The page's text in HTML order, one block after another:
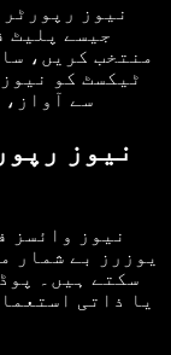
AI نیوز رپورٹر
منتخب کریں،
ٹیکسٹ کو
سے آواز،
یوزرز بے شمار
سکتے ہیں۔
یا ذاتی